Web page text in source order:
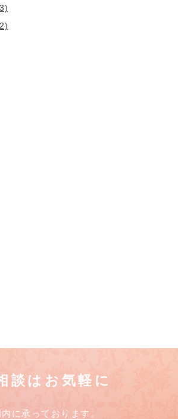
談はお気軽に
に承っております。